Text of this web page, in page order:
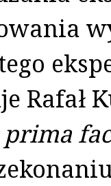
Rafał
prima